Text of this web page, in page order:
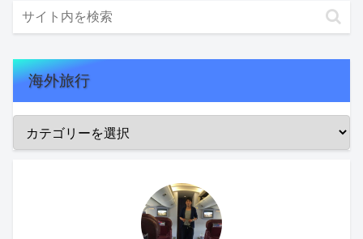
海外旅行